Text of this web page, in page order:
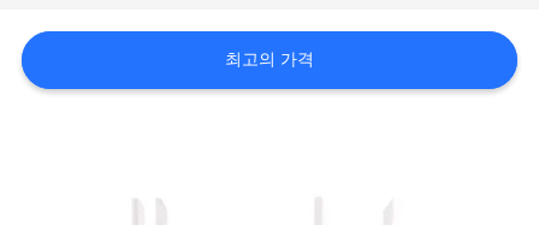
품
최고의 가격